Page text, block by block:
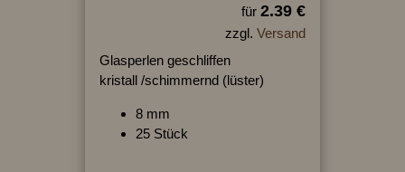
für 2.39 €
zzgl. Versand
Glasperlen geschliffen
kristall /schimmernd (lüster)
8 mm
25 Stück